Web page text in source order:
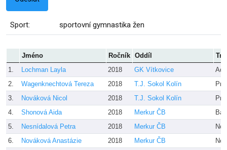
Sport: sportovní gymnastika žen
Jméno Ročník Oddíl
1.
Lochman Layla 2018 GK Vítkovice
2.
Wagenknechtová Tereza 2018 T.J. Sokol Kolín
3.
Nováková Nicol 2018 T.J. Sokol Kolín
4.
Shonová Aida 2018 Merkur ČB
5.
Nesnídalová Petra 2018 Merkur ČB
6.
Nováková Anastázie 2018 Merkur ČB